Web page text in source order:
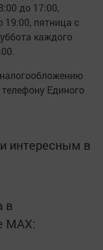
до 17:00,
19:00, пятница с
каждого
Единого
интересным в
в
MАХ: